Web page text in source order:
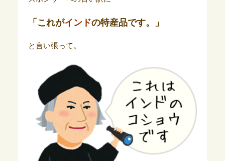
「これがインドの特産品です。」
と言い張って。